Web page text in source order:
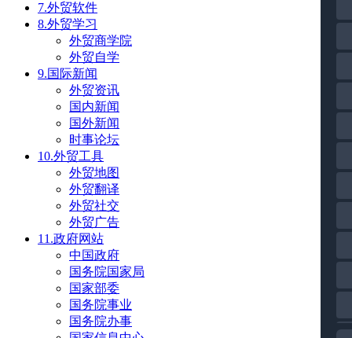
7.外贸软件
8.外贸学习
外贸商学院
外贸自学
9.国际新闻
外贸资讯
国内新闻
国外新闻
时事论坛
10.外贸工具
外贸地图
外贸翻译
外贸社交
外贸广告
11.政府网站
中国政府
国务院国家局
国家部委
国务院事业
国务院办事